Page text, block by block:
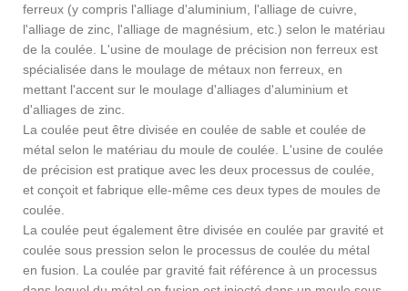
ferreux (y compris l'alliage d'aluminium, l'alliage de cuivre,
l'alliage de zinc, l'alliage de magnésium, etc.) selon le matériau
de la coulée. L'usine de moulage de précision non ferreux est
spécialisée dans le moulage de métaux non ferreux, en
mettant l'accent sur le moulage d'alliages d'aluminium et
d'alliages de zinc.
La coulée peut être divisée en coulée de sable et coulée de
métal selon le matériau du moule de coulée. L'usine de coulée
de précision est pratique avec les deux processus de coulée,
et conçoit et fabrique elle-même ces deux types de moules de
coulée.
La coulée peut également être divisée en coulée par gravité et
coulée sous pression selon le processus de coulée du métal
en fusion. La coulée par gravité fait référence à un processus